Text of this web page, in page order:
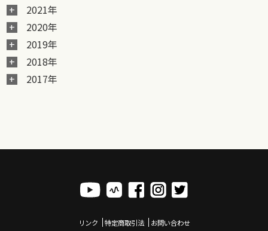
2021年
2020年
2019年
2018年
2017年
リンク 特定商取引法 お問い合わせ